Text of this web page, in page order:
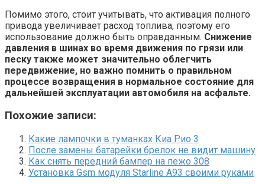
Помимо этого, стоит учитывать, что активация полного
привода увеличивает расход топлива, поэтому его
использование должно быть оправданным. Снижение
давления в шинах во время движения по грязи или
песку также может значительно облегчить
передвижение, но важно помнить о правильном
процессе возвращения в нормальное состояние для
дальнейшей эксплуатации автомобиля на асфальте.
Похожие записи:
Какие лампочки в туманках Киа Рио 3
После замены батарейки брелок не видит машину
Как снять передний бампер на пежо 308
Установка Gsm модуля Starline A93 своими руками